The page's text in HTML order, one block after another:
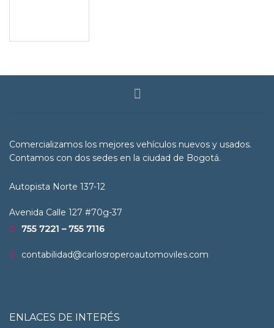
Comercializamos los mejores vehículos nuevos y usados.
Contamos con dos sedes en la ciudad de Bogotá.
Autopista Norte 137-12
Avenida Calle 127 #70g-37
755 7221 – 755 7116
contabilidad@carlosroperoautomoviles.com
ENLACES DE INTERÉS